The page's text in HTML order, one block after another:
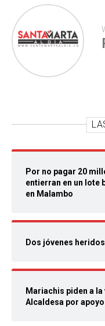
Por no pagar 20
entierran en un lote
en Malambo
Dos jóvenes
Mariachis piden a la
Alcaldesa por